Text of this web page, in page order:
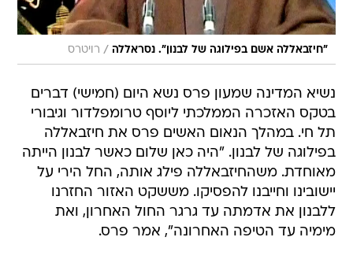
"חיזבאללה אשם בפילוגה של לבנון". נסראללה / רויטרס
נשיא המדינה שמעון פרס נשא היום (חמישי) דברים
בטקס האזכרה הממלכתי ליוסף טרומפלדור וגיבורי
תל חי. במהלך הנאום האשים פרס את חיזבאללה
בפילוגה של לבנון. "היה כאן שלום כאשר לבנון הייתה
מאוחדת. משהחיזבאללה פילג אותה, החל הירי על
יישובינו וחייבנו להפסיקו. מששקט האזור החזרנו
ללבנון את אדמתה עד גרגר החול האחרון, ואת
מימיה עד הטיפה האחרונה", אמר פרס.